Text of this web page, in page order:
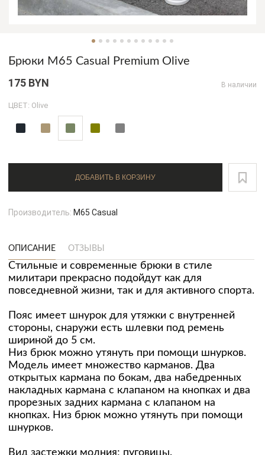
Брюки M65 Casual Premium Olive
175 BYN В наличии
ЦВЕТ: Olive
ДОБАВИТЬ В КОРЗИНУ
Производитель: M65 Casual
ОПИСАНИЕ ОТЗЫВЫ
Стильные и современные брюки в стиле
милитари прекрасно подойдут как для
повседневной жизни, так и для активного спорта.
Пояс имеет шнурок для утяжки с внутренней
стороны, снаружи есть шлевки под ремень
шириной до 5 см.
Низ брюк можно утянуть при помощи шнурков.
Модель имеет множество карманов. Два
открытых кармана по бокам, два набедренных
накладных кармана с клапаном на кнопках и два
прорезных задних кармана с клапаном на
кнопках. Низ брюк можно утянуть при помощи
шнурков.
Вид застежки молния; пуговицы.